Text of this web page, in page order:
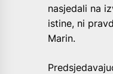
nasjedali na
istine, ni
Marin.